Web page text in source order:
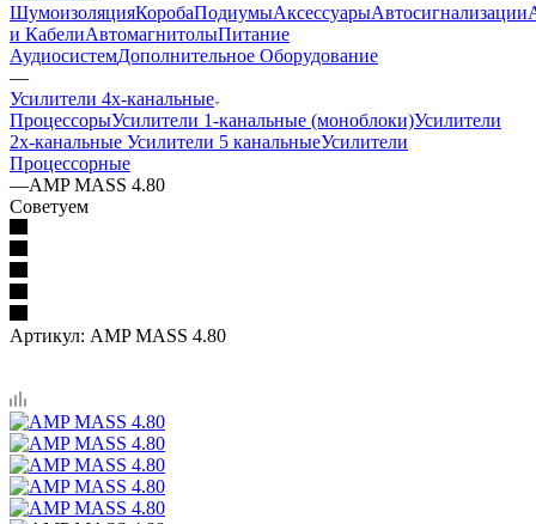
ШумоизоляцияКоробаПодиумыАксессуарыАвтосигнализации
и КабелиАвтомагнитолыПитание
АудиосистемДополнительное Оборудование
—
Усилители 4х-канальные
ПроцессорыУсилители 1-канальные (моноблоки)Усилители
2х-канальные Усилители 5 канальныеУсилители
Процессорные
—AMP MASS 4.80
Советуем
Артикул: AMP MASS 4.80